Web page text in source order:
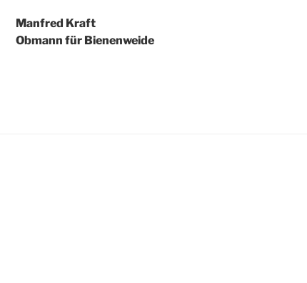
Manfred Kraft
Obmann für Bienenweide